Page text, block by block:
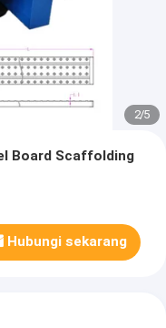
2/5
Board Scaffolding
Hubungi sekarang